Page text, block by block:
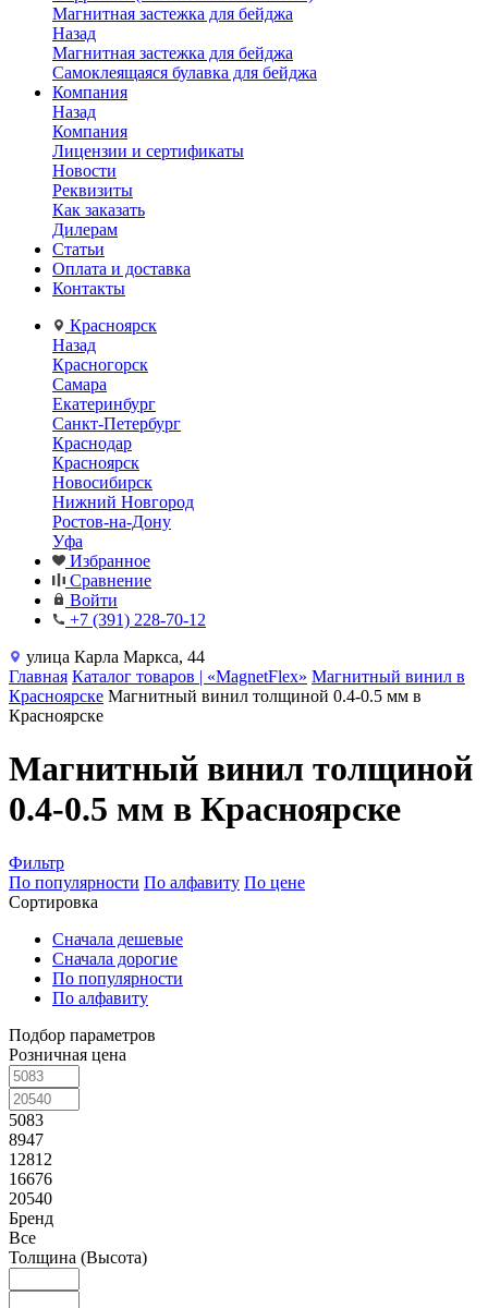
Магнитная застежка для бейджа
Назад
Магнитная застежка для бейджа
Самоклеящаяся булавка для бейджа
Компания
Назад
Компания
Лицензии и сертификаты
Новости
Реквизиты
Как заказать
Дилерам
Статьи
Оплата и доставка
Контакты
Красноярск
Назад
Красногорск
Самара
Екатеринбург
Санкт-Петербург
Краснодар
Красноярск
Новосибирск
Нижний Новгород
Ростов-на-Дону
Уфа
Избранное
Сравнение
Войти
+7 (391) 228-70-12
улица Карла Маркса, 44
Главная Каталог товаров | «MagnetFlex» Магнитный винил в
Красноярске Магнитный винил толщиной 0.4-0.5 мм в
Красноярске
Магнитный винил толщиной
0.4-0.5 мм в Красноярске
Фильтр
По популярности По алфавиту По цене
Сортировка
Сначала дешевые
Сначала дорогие
По популярности
По алфавиту
Подбор параметров
Розничная цена
5083
8947
12812
16676
20540
Бренд
Все
Толщина (Высота)